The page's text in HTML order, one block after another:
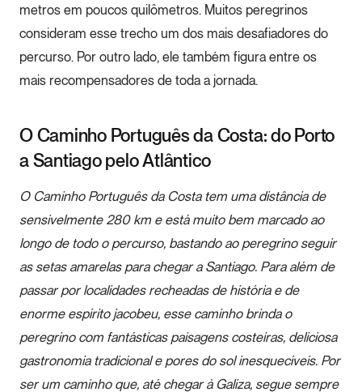
metros em poucos quilômetros. Muitos peregrinos
consideram esse trecho um dos mais desafiadores do
percurso. Por outro lado, ele também figura entre os
mais recompensadores de toda a jornada.
O Caminho Português da Costa: do Porto
a Santiago pelo Atlântico
O Caminho Português da Costa tem uma distância de
sensivelmente 280 km e está muito bem marcado ao
longo de todo o percurso, bastando ao peregrino seguir
as setas amarelas para chegar a Santiago. Para além de
passar por localidades recheadas de história e de
enorme espírito jacobeu, esse caminho brinda o
peregrino com fantásticas paisagens costeiras, deliciosa
gastronomia tradicional e pores do sol inesquecíveis. Por
ser um caminho que, até chegar à Galiza, segue sempre